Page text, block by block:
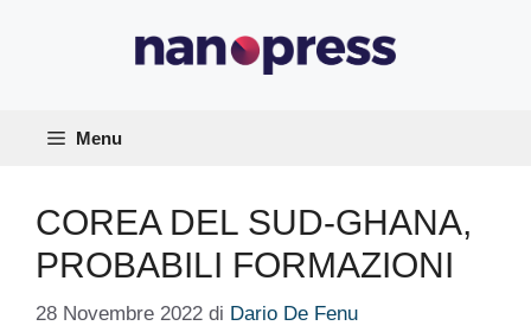
Menu
COREA DEL SUD-GHANA,
PROBABILI FORMAZIONI
28 Novembre 2022 di Dario De Fenu